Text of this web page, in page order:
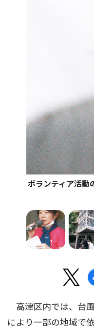
ボランティア活動
高津区内では、台
により一部の地域で